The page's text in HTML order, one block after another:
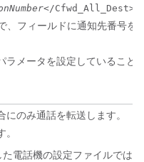
</Cfwd_All_Dest>
、フィールドに通知先番号を
ラメータを設定していること
のみ通話を転送します。
電話機の設定ファイルでは